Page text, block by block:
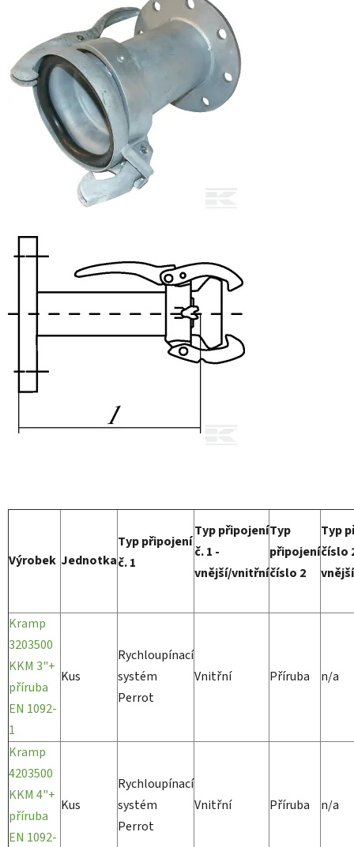
Výrobek Jednotka
Typ připojení
č. 1
Typ připojení
č. 1 -
vnější/vnitřní
Typ
připojení
číslo 2
Typ
číslo
Kramp
3203500
KKM 3"+
příruba
EN 1092-
1
Kus
Rychloupínací
systém
Perrot
Vnitřní Příruba n/a
Kramp
4203500
KKM 4"+
příruba
EN 1092-
Kus
Rychloupínací
systém
Perrot
Vnitřní Příruba n/a